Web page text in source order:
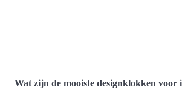
Wat zijn de mooiste designklokken voor